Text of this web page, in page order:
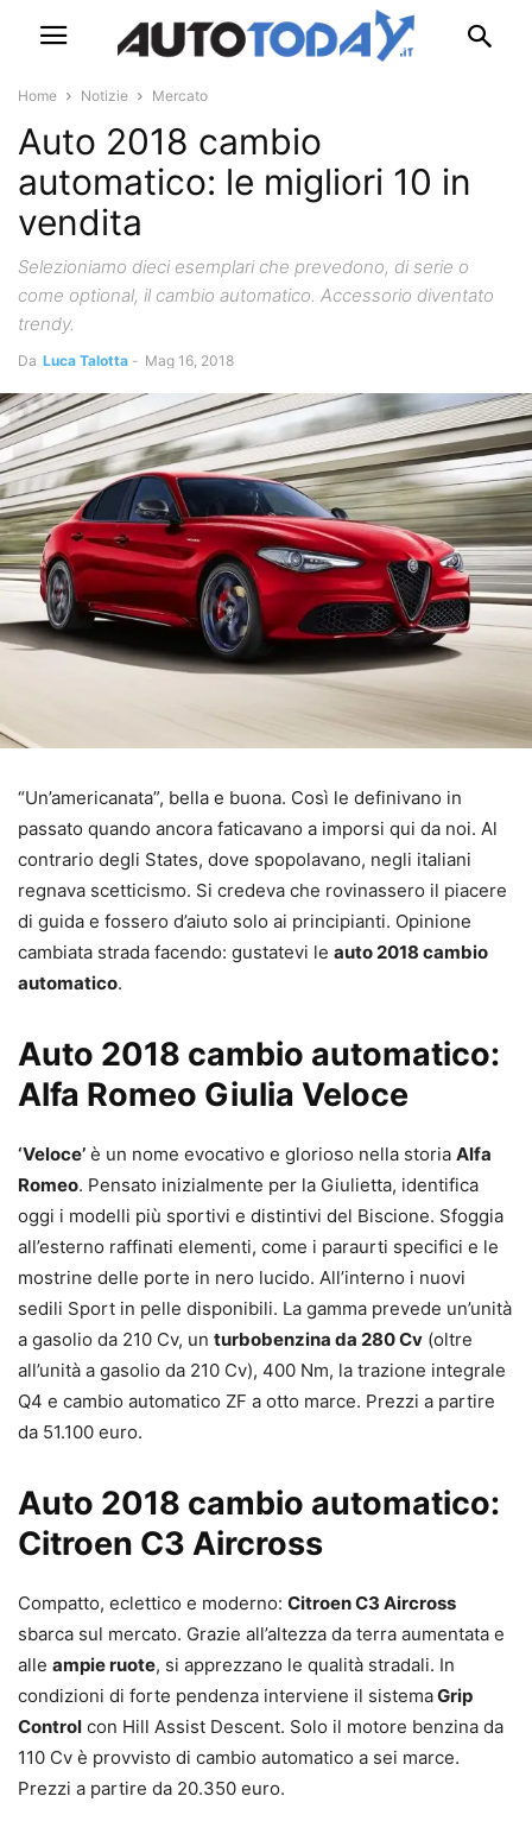
Home Notizie Mercato
Auto 2018 cambio
automatico: le migliori 10 in
vendita
Selezioniamo dieci esemplari che prevedono, di serie o
come optional, il cambio automatico. Accessorio diventato
trendy.
Da Luca Talotta - Mag 16, 2018
“Un’americanata”, bella e buona. Così le definivano in
passato quando ancora faticavano a imporsi qui da noi. Al
contrario degli States, dove spopolavano, negli italiani
regnava scetticismo. Si credeva che rovinassero il piacere
di guida e fossero d’aiuto solo ai principianti. Opinione
cambiata strada facendo: gustatevi le auto 2018 cambio
automatico.
Auto 2018 cambio automatico:
Alfa Romeo Giulia Veloce
‘Veloce’ è un nome evocativo e glorioso nella storia Alfa
Romeo. Pensato inizialmente per la Giulietta, identifica
oggi i modelli più sportivi e distintivi del Biscione. Sfoggia
all’esterno raffinati elementi, come i paraurti specifici e le
mostrine delle porte in nero lucido. All’interno i nuovi
sedili Sport in pelle disponibili. La gamma prevede un’unità
a gasolio da 210 Cv, un turbobenzina da 280 Cv (oltre
all’unità a gasolio da 210 Cv), 400 Nm, la trazione integrale
Q4 e cambio automatico ZF a otto marce. Prezzi a partire
da 51.100 euro.
Auto 2018 cambio automatico:
Citroen C3 Aircross
Compatto, eclettico e moderno: Citroen C3 Aircross
sbarca sul mercato. Grazie all’altezza da terra aumentata e
alle ampie ruote, si apprezzano le qualità stradali. In
condizioni di forte pendenza interviene il sistemaGrip
Control con Hill Assist Descent. Solo il motore benzina da
110 Cv è provvisto di cambio automatico a sei marce.
Prezzi a partire da 20.350 euro.